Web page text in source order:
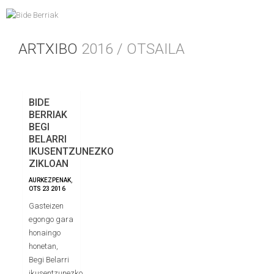
ARTXIBO 2016 / OTSAILA
BIDE
BERRIAK
BEGI
BELARRI
IKUSENTZUNEZKO
ZIKLOAN
AURKEZPENAK
OTS 23 2016
Gasteizen
egongo gara
honaingo
honetan,
Begi Belarri